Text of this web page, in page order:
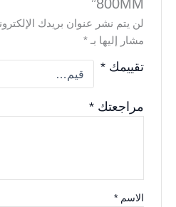
800MM”
لن يتم نشر عنوان بريدك
مشار إليها بـ*
تقييمك*
مراجعتك*
الاسم*